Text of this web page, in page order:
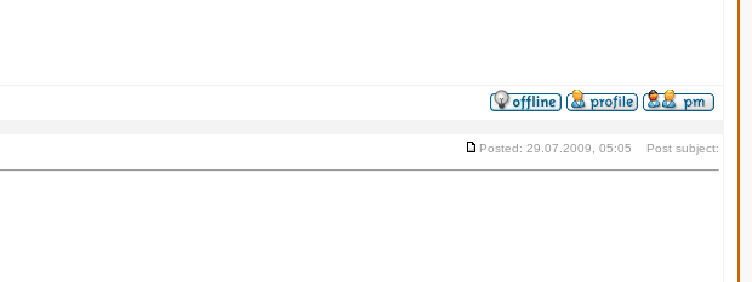
Posted: 29.07.2009, 05:05 Post subject: